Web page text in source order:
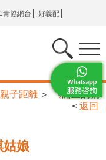
青協網台 好義配
子距離 >
《賭上的親
< 返回
姑娘